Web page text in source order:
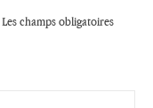
Les champs obligatoires